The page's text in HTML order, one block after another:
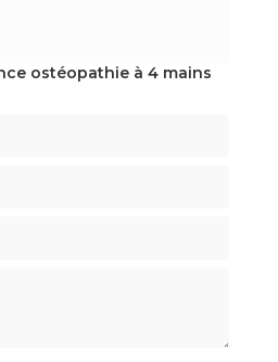
ostéopathie à 4 mains